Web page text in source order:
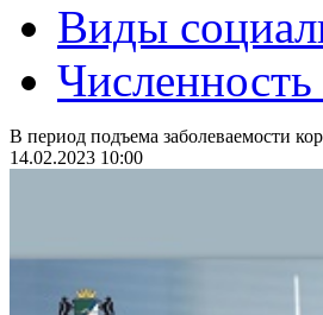
Виды
Численность
В период подъема заболеваемости
14.02.2023 10:00